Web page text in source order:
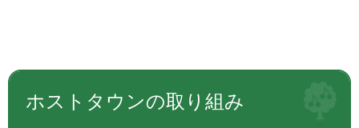
ホストタウンの取り組み